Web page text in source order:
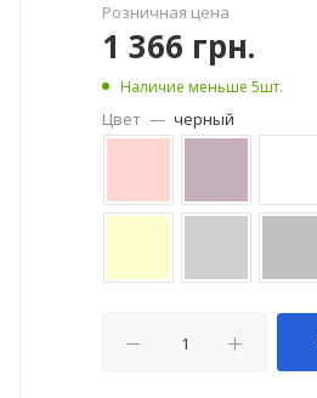
Розничная цена
1 366 грн.
Наличие меньше 5шт.
Цвет — черный